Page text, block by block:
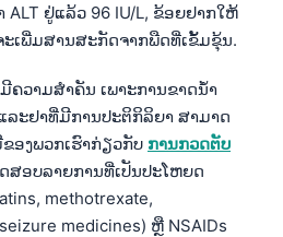
ALT ຢູ່ແລ້ວ 96 IU/L, ຂ້ອຍຢາກໃຫ້
ະເພີ່ມສານສະກັດຈາກພືດທີ່ເຂັ້ມຂຸ້ນ.
ຄວາມສຳຄັນ ເພາະການຂາດນ້ຳ
ລະຢາທີ່ມີການປະຕິກິລິຍາ ສາມາດ
ອງພວກເຮົາກ່ຽວກັບ ການກວດຕັບ
ອບລາຍການທີ່ເປັນປະໂຫຍດ
methotrexate,
medicines) ຫຼື NSAIDs